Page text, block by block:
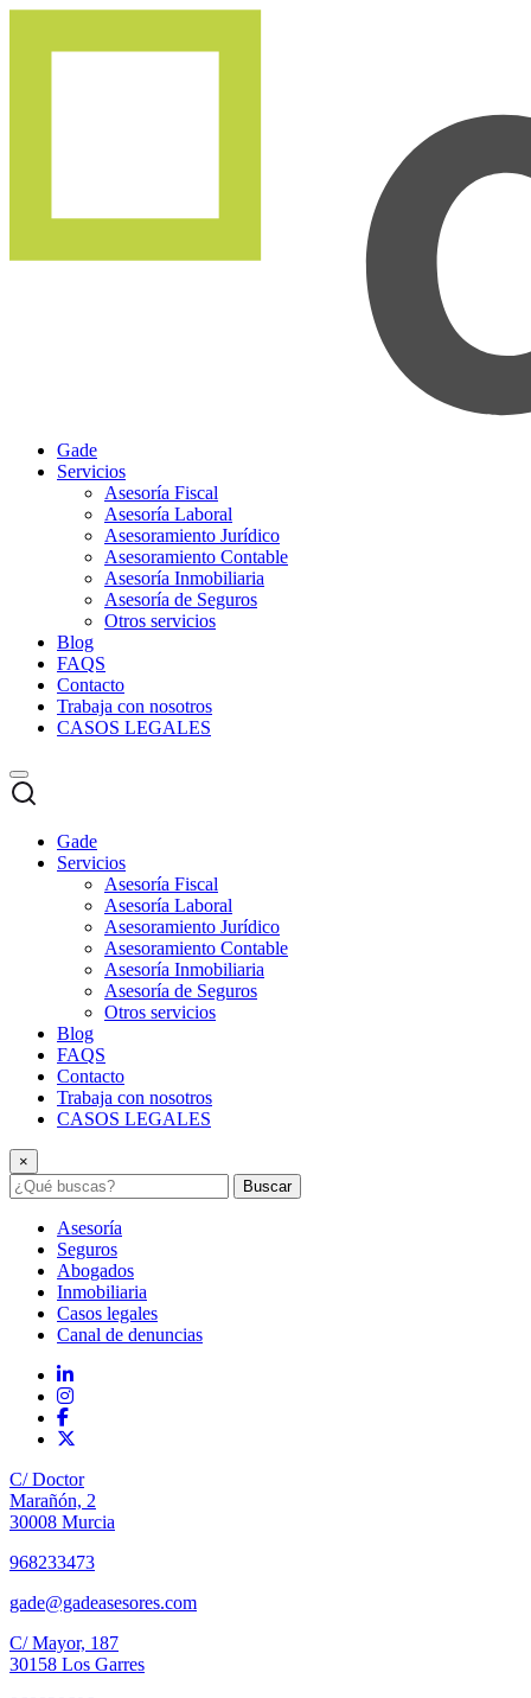
Gade
Servicios
Asesoría Fiscal
Asesoría Laboral
Asesoramiento Jurídico
Asesoramiento Contable
Asesoría Inmobiliaria
Asesoría de Seguros
Otros servicios
Blog
FAQS
Contacto
Trabaja con nosotros
CASOS LEGALES
Gade
Servicios
Asesoría Fiscal
Asesoría Laboral
Asesoramiento Jurídico
Asesoramiento Contable
Asesoría Inmobiliaria
Asesoría de Seguros
Otros servicios
Blog
FAQS
Contacto
Trabaja con nosotros
CASOS LEGALES
×
Buscar
Asesoría
Seguros
Abogados
Inmobiliaria
Casos legales
Canal de denuncias
C/ Doctor
Marañón, 2
30008 Murcia
968233473
gade@gadeasesores.com
C/ Mayor, 187
30158 Los Garres